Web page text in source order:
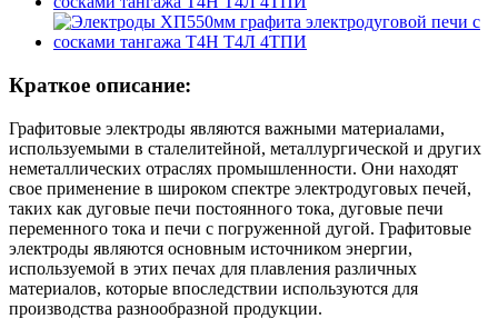
Краткое описание:
Графитовые электроды являются важными материалами,
используемыми в сталелитейной, металлургической и других
неметаллических отраслях промышленности. Они находят
свое применение в широком спектре электродуговых печей,
таких как дуговые печи постоянного тока, дуговые печи
переменного тока и печи с погруженной дугой. Графитовые
электроды являются основным источником энергии,
используемой в этих печах для плавления различных
материалов, которые впоследствии используются для
производства разнообразной продукции.